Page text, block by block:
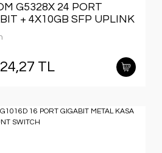
G5328X 24 PORT
+ 4X10GB SFP UPLINK
SWITCH
TL